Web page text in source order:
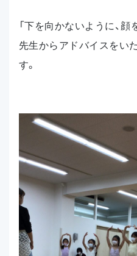
「下を向かないように、顔
先生からアドバイスをい
す。